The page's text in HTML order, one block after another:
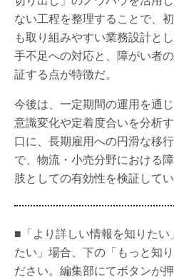
ない工程を整理することで、
も取り組みやすい業務設計と
手不足への対応と、障がい者
証する点が特徴だ。
今後は、一定期間の運用を通
意識変化や定着度合いを分析
口に、長期雇用への円滑な移
で、物流・小売分野における
肢としての有効性を検証してい
■「より詳しい情報を知りたい
たい」場合、下の「もっと知
ださい。編集部にてボタンが